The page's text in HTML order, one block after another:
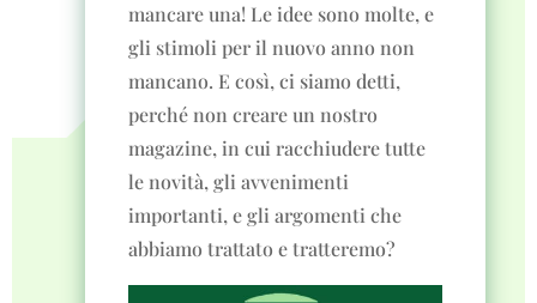
mancare una! Le idee sono molte, e
gli stimoli per il nuovo anno non
mancano. E così, ci siamo detti,
perché non creare un nostro
magazine, in cui racchiudere tutte
le novità, gli avvenimenti
importanti, e gli argomenti che
abbiamo trattato e tratteremo?